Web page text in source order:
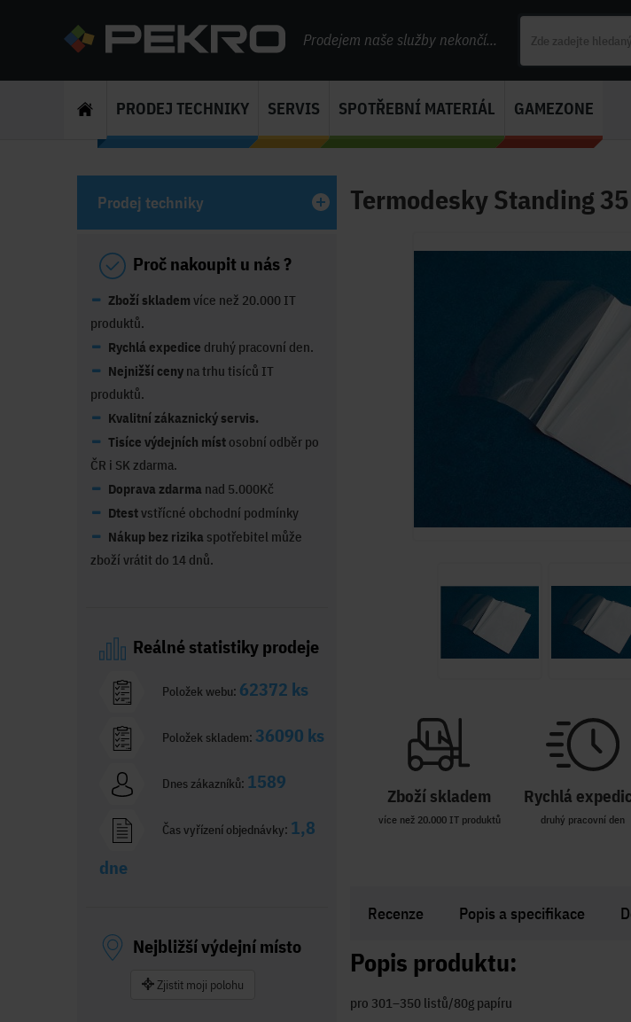
Prodejem naše služby nekončí...
PRODEJ TECHNIKY SERVIS SPOTŘEBNÍ MATERIÁL GAMEZONE
Termodesky Standing
Zboží skladem
více než 20.000 IT produktů
Rychlá
druhý pracovní den
Recenze Popis a specifikace
Popis produktu:
pro 301–350 listů/80g papíru
Prodej techniky
Proč nakoupit u nás ?
Zboží skladem více než 20.000 IT
produktů.
Rychlá expedice druhý pracovní den.
Nejnižší ceny na trhu tisíců IT
produktů.
Kvalitní zákaznický servis.
Tisíce výdejních míst osobní odběr po
ČR i SK zdarma.
Doprava zdarma nad 5.000Kč
Dtestvstřícné obchodní podmínky
Nákup bez rizika spotřebitel může
zboží vrátit do 14 dnů.
Reálné statistiky prodeje
Položek webu: 62372 ks
Položek skladem: 36090 ks
Dnes zákazníků: 1589
Čas vyřízení objednávky: 1,8
dne
Nejbližší výdejní místo
Zjistit moji polohu